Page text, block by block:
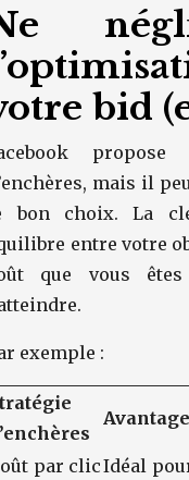
bid
propose
mais il
bon choix. La
entre votre
que vous
exemple :
Avantage
par clicIdéal